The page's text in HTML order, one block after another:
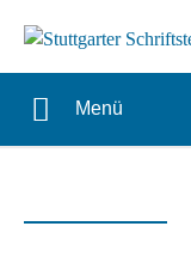
Menü